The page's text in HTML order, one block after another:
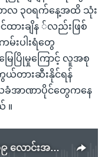
လ ၃၀ရက်နေ့အထိ သုံး
ထားချိန ်လည်းဖြစ်
းပါးရံတွေ
ေပြိုမှုကြောင့် လူအစု
ားဆီးနိုင်ရန်
သခံအာဏာပိုင်တွေကနေ
။
ဖားကန့်ကျောက်စိမ်းတွင်းမြေပြိုမှု ၁၉ လောင်းအထိ တွေ့ရှိထား